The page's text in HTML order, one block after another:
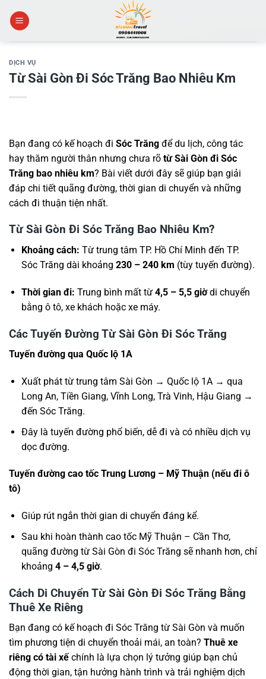
DỊCH VỤ
Từ Sài Gòn Đi Sóc Trăng Bao Nhiêu Km
Bạn đang có kế hoạch đi Sóc Trăng để du lịch, công tác
hay thăm người thân nhưng chưa rõ từ Sài Gòn đi Sóc
Trăng bao nhiêu km? Bài viết dưới đây sẽ giúp bạn giải
đáp chi tiết quãng đường, thời gian di chuyển và những
cách đi thuận tiện nhất.
Từ Sài Gòn Đi Sóc Trăng Bao Nhiêu Km?
Khoảng cách: Từ trung tâm TP. Hồ Chí Minh đến TP.
Sóc Trăng dài khoảng 230 – 240 km (tùy tuyến đường).
Thời gian đi: Trung bình mất từ 4,5 – 5,5 giờdi chuyển
bằng ô tô, xe khách hoặc xe máy.
Các Tuyến Đường Từ Sài Gòn Đi Sóc Trăng
Tuyến đường qua Quốc lộ 1A
Xuất phát từ trung tâm Sài Gòn → Quốc lộ 1A → qua
Long An, Tiền Giang, Vĩnh Long, Trà Vinh, Hậu Giang →
đến Sóc Trăng.
Đây là tuyến đường phổ biến, dễ đi và có nhiều dịch vụ
dọc đường.
Tuyến đường cao tốc Trung Lương – Mỹ Thuận (nếu đi ô
tô)
Giúp rút ngắn thời gian di chuyển đáng kể.
Sau khi hoàn thành cao tốc Mỹ Thuận – Cần Thơ,
quãng đường từ Sài Gòn đi Sóc Trăng sẽ nhanh hơn, chỉ
khoảng 4 – 4,5 giờ.
Cách Di Chuyển Từ Sài Gòn Đi Sóc Trăng Bằng
Thuê Xe Riêng
Bạn đang có kế hoạch đi Sóc Trăng từ Sài Gòn và muốn
tìm phương tiện di chuyển thoải mái, an toàn? Thuê xe
riêng có tài xếchính là lựa chọn lý tưởng giúp bạn chủ
động thời gian, tận hưởng hành trình và trải nghiệm dịch